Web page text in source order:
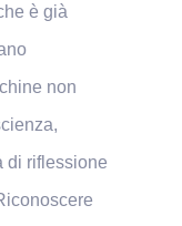
è già
non
di riflessione